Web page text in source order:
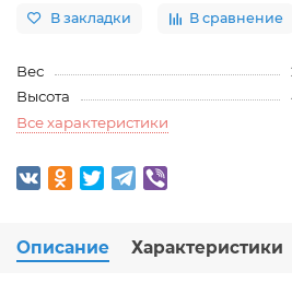
В закладки В сравнение
Вес
Высота
Все характеристики
Описание Характеристики